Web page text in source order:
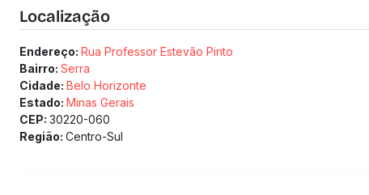
Localização
Endereço: Rua Professor Estevão Pinto
Bairro: Serra
Cidade: Belo Horizonte
Estado: Minas Gerais
CEP: 30220-060
Região: Centro-Sul